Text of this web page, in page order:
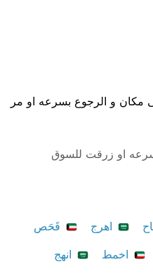
مكان و الرجوع بسرعه او مر
او زرقت للسوق
اهرج
قَحَص
اخمط
انهج